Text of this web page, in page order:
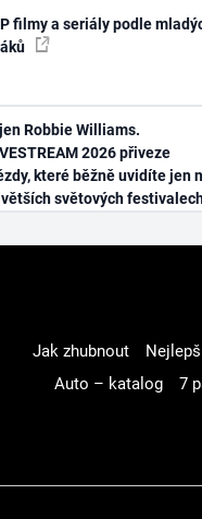
filmy a seriály podle
Robbie Williams.
2026 přiveze
které běžně uvidíte jen
světových
Jak zhubnout
Auto – katalog
7